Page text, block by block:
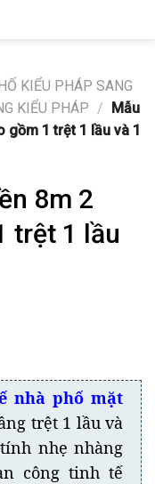
KIỂU PHÁP SANG
KIỂU PHÁP / Mẫu
gồm 1 trệt 1 lầu và 1
8m 2
trệt 1 lầu
nhà phố mặt
trệt 1 lầu và
nhẹ nhàng
công tinh tế